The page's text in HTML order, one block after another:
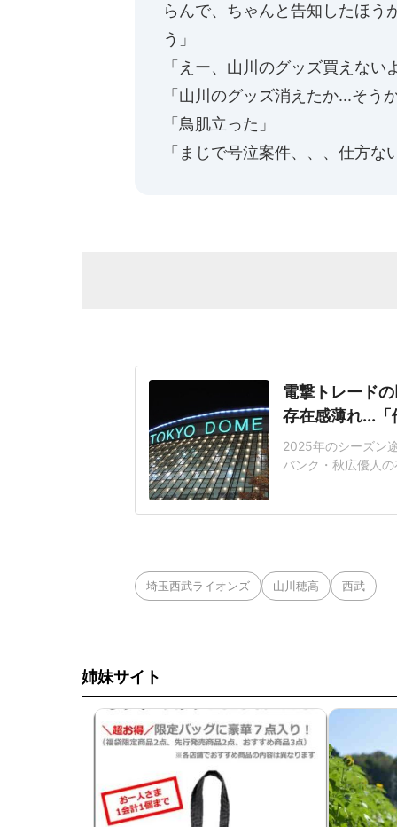
らんで、ちゃんと告知したほう
う」
「えー、山川のグッズ買えな
「山川のグッズ消えたか...そう
「鳥肌立った」
「まじで号泣案件、、、仕方な
電撃トレード
存在感薄れ...
2025年のシーズン
バンク・秋広優人
埼玉西武ライオンズ 山川穂高 西武
姉妹サイト